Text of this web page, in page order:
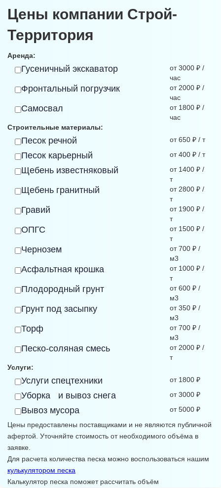
Цены компании Строй-
Территория
Аренда:
Гусеничный экскаватор
от 3000 ₽ /
час
Фронтальный погрузчик
от 2000 ₽ /
час
Самосвал
от 1800 ₽ /
час
Строительные материалы:
Песок речной от 650 ₽ / т
Песок карьерный от 400 ₽ / т
Щебень известняковый
от 1400 ₽ /
т
Щебень гранитный
от 2800 ₽ /
т
Гравий
от 1900 ₽ /
т
ОПГС
от 1500 ₽ /
т
Чернозем
от 700 ₽ /
м3
Асфальтная крошка
от 1000 ₽ /
т
Плодородный грунт
от 600 ₽ /
м3
Грунт под засыпку
от 350 ₽ /
м3
Торф
от 700 ₽ /
м3
Песко-соляная смесь
от 2000 ₽ /
т
Услуги:
Услуги спецтехники от 1800 ₽
Уборка и вывоз снега от 3000 ₽
Вывоз мусора
от 5000 ₽
Цены предоставлены поставщиками и не являются публичной
афертой. Уточняйте стоимость от необходимого объёма в
заявке.
Для расчета количества песка можно воспользоваться нашим
кулькулятором песка
Калькулятор песка поможет рассчитать объём